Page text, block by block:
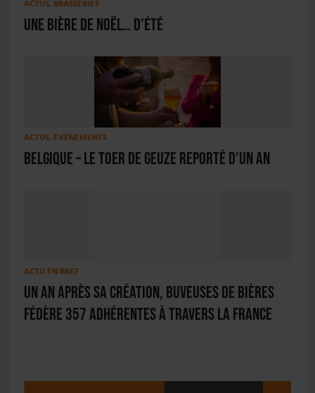
ACTUS, BRASSERIES
Une bière de Noël… d’été
ACTUS, ÉVÉNEMENTS
Belgique – Le Toer de Geuze reporté d’un an
ACTU EN BREF
Un an après sa création, Buveuses de Bières
fédère 357 adhérentes à travers la France